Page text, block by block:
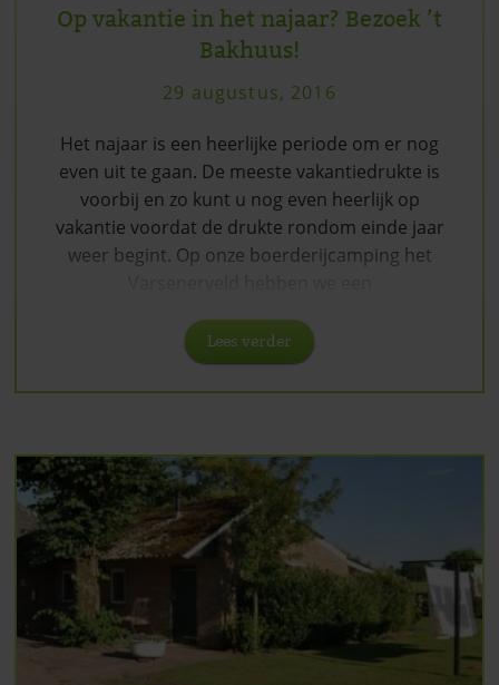
Op vakantie in het najaar? Bezoek ’t
Bakhuus!
29 augustus, 2016
Het najaar is een heerlijke periode om er nog
even uit te gaan. De meeste vakantiedrukte is
voorbij en zo kunt u nog even heerlijk op
vakantie voordat de drukte rondom einde jaar
weer begint. Op onze boerderijcamping het
Lees verder